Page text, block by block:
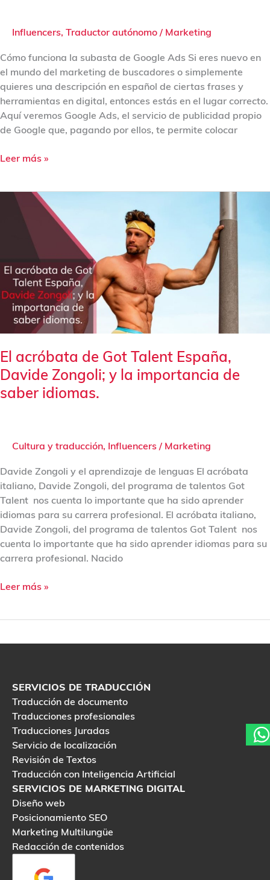
Influencers, Traductor autónomo / Marketing
Cómo funciona la subasta de Google Ads Si eres nuevo en
el mundo del marketing de buscadores o simplemente
quieres una descripción en español de ciertas frases y
herramientas en digital, entonces estás en el lugar correcto.
Aquí veremos Google Ads, el servicio de publicidad propio
de Google que, pagando por ellos, te permite colocar
Leer más »
El acróbata de Got Talent España,
Davide Zongoli; y la importancia de
saber idiomas.
Cultura y traducción, Influencers / Marketing
Davide Zongoli y el aprendizaje de lenguas El acróbata
italiano, Davide Zongoli, del programa de talentos Got
Talent nos cuenta lo importante que ha sido aprender
idiomas para su carrera profesional. El acróbata italiano,
Davide Zongoli, del programa de talentos Got Talent nos
cuenta lo importante que ha sido aprender idiomas para su
carrera profesional. Nacido
acróbata
España,
Davide
Zongoli;
de
saber
idiomas.
Leer más »
SERVICIOS DE TRADUCCIÓN
Traducción de documento
Traducciones profesionales
Traducciones Juradas
Servicio de localización
Revisión de Textos
Traducción con Inteligencia Artificial
SERVICIOS DE MARKETING DIGITAL
Diseño web
Posicionamiento SEO
Marketing Multilungüe
Redacción de contenidos